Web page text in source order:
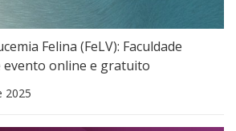
Felina (FeLV): Faculdade
online e gratuito
2025